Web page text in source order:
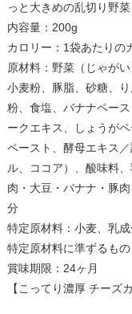
っと大きめの乱切り野菜
内容量：200g
カロリー：1袋あたりの
原材料：野菜（じゃが
小麦粉、豚脂、砂糖、
粉、食塩、バナナペー
ークエキス、しょうが
ペースト、酵母エキス
ル、ココア）、酸味料
肉・大豆・バナナ・豚
分
特定原材料：小麦、乳
特定原材料に準ずるも
賞味期限：24ヶ月
【こってり濃厚 チーズ